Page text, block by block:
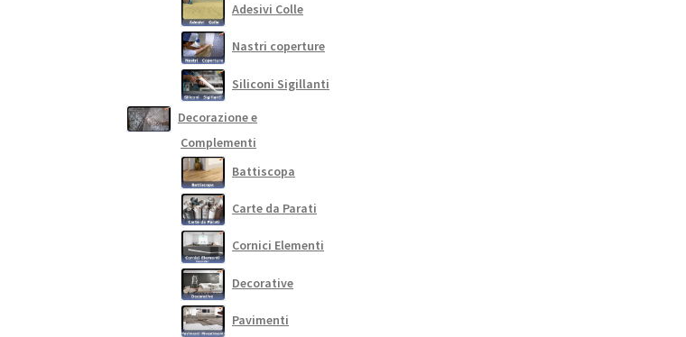
Adesivi Colle
Nastri coperture
Siliconi Sigillanti
Decorazione e
Complementi
Battiscopa
Carte da Parati
Cornici Elementi
Decorative
Pavimenti